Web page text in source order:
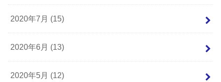
2020年7月 (15)
2020年6月 (13)
2020年5月 (12)